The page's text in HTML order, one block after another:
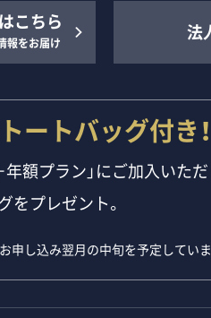
こちら
報をお届け 法
ートバッグ付き！
年額プラン」にご加入いた
をプレゼント。
申し込み翌月の中旬を予定してい